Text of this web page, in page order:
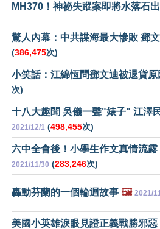
MH370！神祕失蹤案即將水落石出
驚人內幕：中共諜海最大慘敗 鄧
(386,475次)
小笑話：江綿恆問鄧文迪被退貨原
次)
十八大趣聞 吳儀一聲"婊子" 江澤
2021/12/1 (498,455次)
六中全會後！小學生作文真情流
2021/11/30 (283,246次)
轟動芬蘭的一個輪迴故事 🖼️ 2021/
美國小英雄淚眼見證正義戰勝邪惡